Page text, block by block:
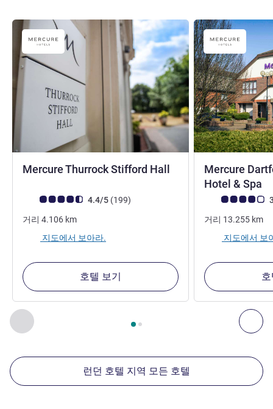
이전 - 주변에 있는 다른 시설 다
2/ 페이지 , 주변에 있는 다른 시설 1 :, 주변에 있는 다른 시
Mercure Thurrock Stifford Hall
고객 평점 (ALL 평가)
4.4/5 (199리뷰
)
거리 4.106 km
지도에서 보아라.
호텔 보기
Mercure
Hotel & Spa
고객 평점 (ALL 평
거리 13.255 km
지도에서 보
런던 호텔 지역 모든 호텔